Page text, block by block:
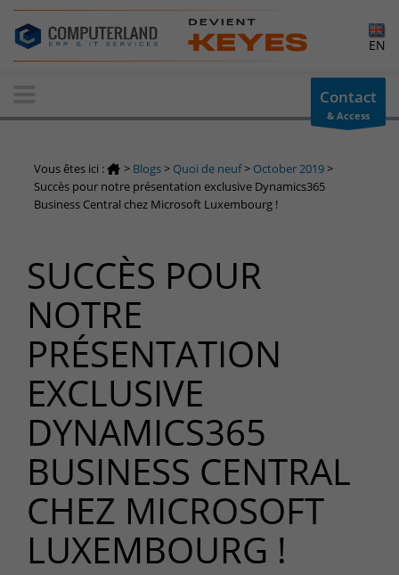
Contact-us
Information request
contact us
+32(0)800 12 512
Customer area
Access to the information area reserved for customers:
Customer area
Services Center
Support for incidents & service requests
+32(0)800/12.712 (Fr)
+32(0)800/12.812 (Nl)
support-cpld@keyes.eu
Customer services
Delivery
logistics-cpld@keyes.eu
EN
Contact
& Access
Vous êtes ici : > Blogs> Quoi de neuf> October 2019>
Succès pour notre présentation exclusive Dynamics365
Business Central chez Microsoft Luxembourg !
SUCCÈS POUR
NOTRE
PRÉSENTATION
EXCLUSIVE
DYNAMICS365
BUSINESS CENTRAL
CHEZ MICROSOFT
LUXEMBOURG !